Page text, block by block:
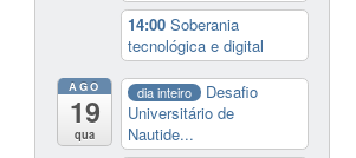
14:00Soberania
tecnológica e digital
AGO
19
qua
dia inteiro
Desafio
Universitário de
Nautide...